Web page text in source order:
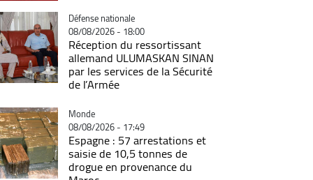
Catégorie
Défense nationale
08/08/2026 - 18:00
Réception du ressortissant
allemand ULUMASKAN SINAN
par les services de la Sécurité
de l’Armée
Catégorie
Monde
08/08/2026 - 17:49
Espagne : 57 arrestations et
saisie de 10,5 tonnes de
drogue en provenance du